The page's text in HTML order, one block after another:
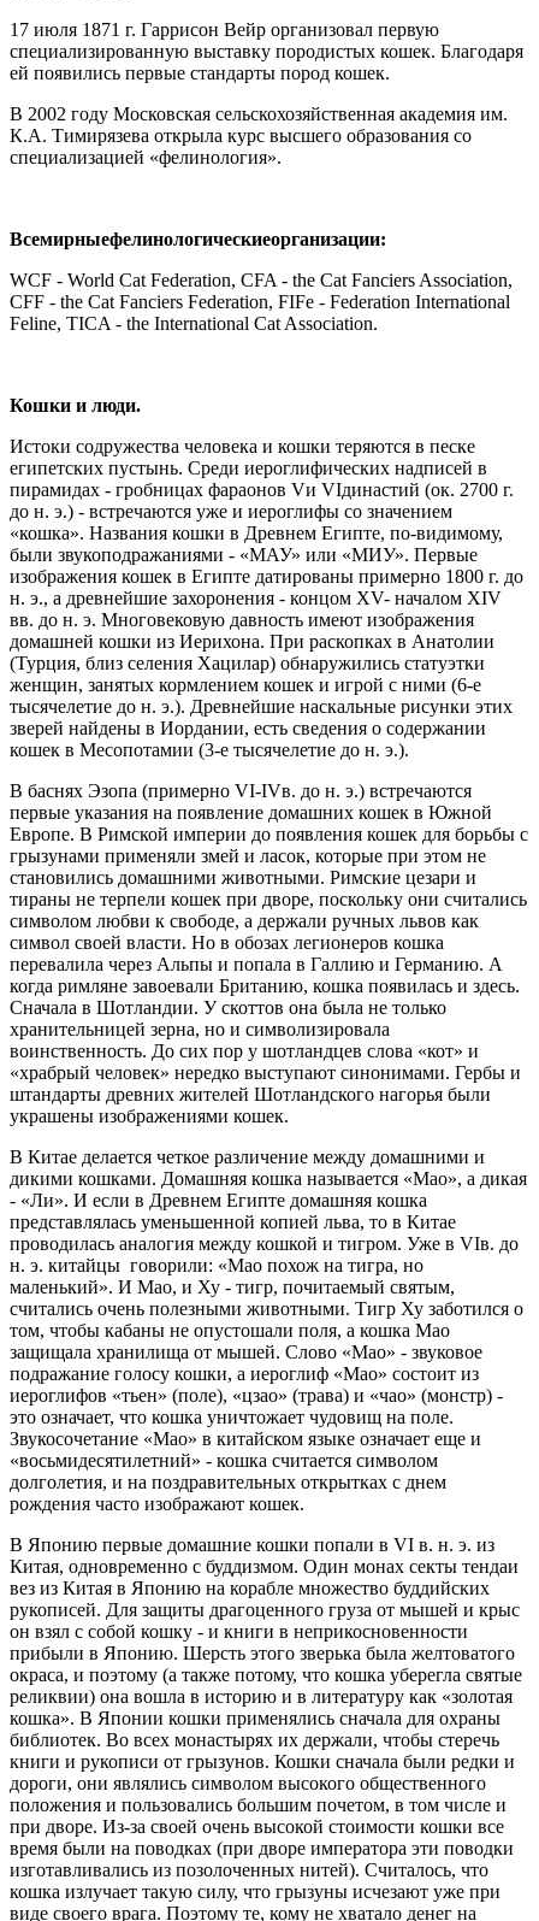
17 июля 1871 г. Гаррисон Вейр организовал первую
специализированную выставку породистых кошек. Благодаря
ей появились первые стандарты пород кошек.
В 2002 году Московская сельскохозяйственная академия им.
К.А. Тимирязева открыла курс высшего образования со
специализацией «фелинология».
Всемирныефелинологическиеорганизации:
WCF - World Cat Federation, CFA - the Cat Fanciers Association,
CFF - the Cat Fanciers Federation, FIFe - Federation International
Feline, TICA - the International Cat Association.
Кошки и люди.
Истоки содружества человека и кошки теряются в песке
египетских пустынь. Среди иероглифических надписей в
пирамидах - гробницах фараонов Vи VIдинастий (ок. 2700 г.
до н. э.) - встречаются уже и иероглифы со значением
«кошка». Названия кошки в Древнем Египте, по-видимому,
были звукоподражаниями - «МАУ» или «МИУ». Первые
изображения кошек в Египте датированы примерно 1800 г. до
н. э., а древнейшие захоронения - концом XV- началом XIV
вв. до н. э. Многовековую давность имеют изображения
домашней кошки из Иерихона. При раскопках в Анатолии
(Турция, близ селения Хацилар) обнаружились статуэтки
женщин, занятых кормлением кошек и игрой с ними (6-е
тысячелетие до н. э.). Древнейшие наскальные рисунки этих
зверей найдены в Иордании, есть сведения о содержании
кошек в Месопотамии (3-е тысячелетие до н. э.).
В баснях Эзопа (примерно VI-IVв. до н. э.) встречаются
первые указания на появление домашних кошек в Южной
Европе. В Римской империи до появления кошек для борьбы с
грызунами применяли змей и ласок, которые при этом не
становились домашними животными. Римские цезари и
тираны не терпели кошек при дворе, поскольку они считались
символом любви к свободе, а держали ручных львов как
символ своей власти. Но в обозах легионеров кошка
перевалила через Альпы и попала в Галлию и Германию. А
когда римляне завоевали Британию, кошка появилась и здесь.
Сначала в Шотландии. У скоттов она была не только
хранительницей зерна, но и символизировала
воинственность. До сих пор у шотландцев слова «кот» и
«храбрый человек» нередко выступают синонимами. Гербы и
штандарты древних жителей Шотландского нагорья были
украшены изображениями кошек.
В Китае делается четкое различение между домашними и
дикими кошками. Домашняя кошка называется «Мао», а дикая
- «Ли». И если в Древнем Египте домашняя кошка
представлялась уменьшенной копией льва, то в Китае
проводилась аналогия между кошкой и тигром. Уже в VIв. до
н. э. китайцы говорили: «Мао похож на тигра, но
маленький». И Мао, и Ху - тигр, почитаемый святым,
считались очень полезными животными. Тигр Ху заботился о
том, чтобы кабаны не опустошали поля, а кошка Мао
защищала хранилища от мышей. Слово «Мао» - звуковое
подражание голосу кошки, а иероглиф «Мао» состоит из
иероглифов «тьен» (поле), «цзао» (трава) и «чао» (монстр) -
это означает, что кошка уничтожает чудовищ на поле.
Звукосочетание «Мао» в китайском языке означает еще и
«восьмидесятилетний» - кошка считается символом
долголетия, и на поздравительных открытках с днем
рождения часто изображают кошек.
В Японию первые домашние кошки попали в VI в. н. э. из
Китая, одновременно с буддизмом. Один монах секты тендаи
вез из Китая в Японию на корабле множество буддийских
рукописей. Для защиты драгоценного груза от мышей и крыс
он взял с собой кошку - и книги в неприкосновенности
прибыли в Японию. Шерсть этого зверька была желтоватого
окраса, и поэтому (а также потому, что кошка уберегла святые
реликвии) она вошла в историю и в литературу как «золотая
кошка». В Японии кошки применялись сначала для охраны
библиотек. Во всех монастырях их держали, чтобы стеречь
книги и рукописи от грызунов. Кошки сначала были редки и
дороги, они являлись символом высокого общественного
положения и пользовались большим почетом, в том числе и
при дворе. Из-за своей очень высокой стоимости кошки все
время были на поводках (при дворе императора эти поводки
изготавливались из позолоченных нитей). Считалось, что
кошка излучает такую силу, что грызуны исчезают уже при
виде своего врага. Поэтому те, кому не хватало денег на